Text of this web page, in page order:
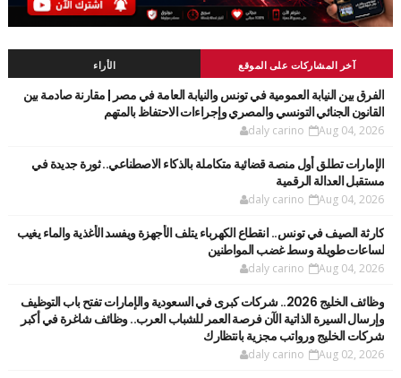
آخر المشاركات على الموقع الأراء
الفرق بين النيابة العمومية في تونس والنيابة العامة في مصر | مقارنة صادمة بين
القانون الجنائي التونسي والمصري وإجراءات الاحتفاظ بالمتهم
daly carino Aug 04, 2026
الإمارات تطلق أول منصة قضائية متكاملة بالذكاء الاصطناعي.. ثورة جديدة في
مستقبل العدالة الرقمية
daly carino Aug 04, 2026
كارثة الصيف في تونس.. انقطاع الكهرباء يتلف الأجهزة ويفسد الأغذية والماء يغيب
لساعات طويلة وسط غضب المواطنين
daly carino Aug 04, 2026
وظائف الخليج 2026.. شركات كبرى في السعودية والإمارات تفتح باب التوظيف
وإرسال السيرة الذاتية الآن فرصة العمر للشباب العرب.. وظائف شاغرة في أكبر
شركات الخليج ورواتب مجزية بانتظارك
daly carino Aug 02, 2026